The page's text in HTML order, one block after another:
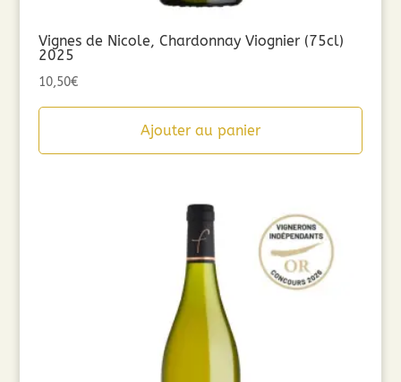
Vignes de Nicole, Chardonnay Viognier (75cl)
2025
10,50€
Ajouter au panier